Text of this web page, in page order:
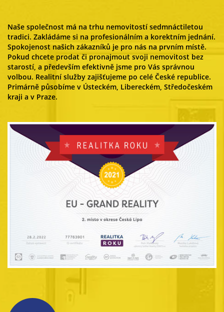
Naše společnost má na trhu nemovitostí sedmnáctiletou
tradici. Zakládáme si na profesionálním a korektním jednání.
Spokojenost našich zákazníků je pro nás na prvním místě.
Pokud chcete prodat či pronajmout svoji nemovitost bez
starostí, a především efektivně jsme pro Vás správnou
volbou. Realitní služby zajišťujeme po celé České republice.
Primárně působíme v Ústeckém, Libereckém, Středočeském
kraji a v Praze.